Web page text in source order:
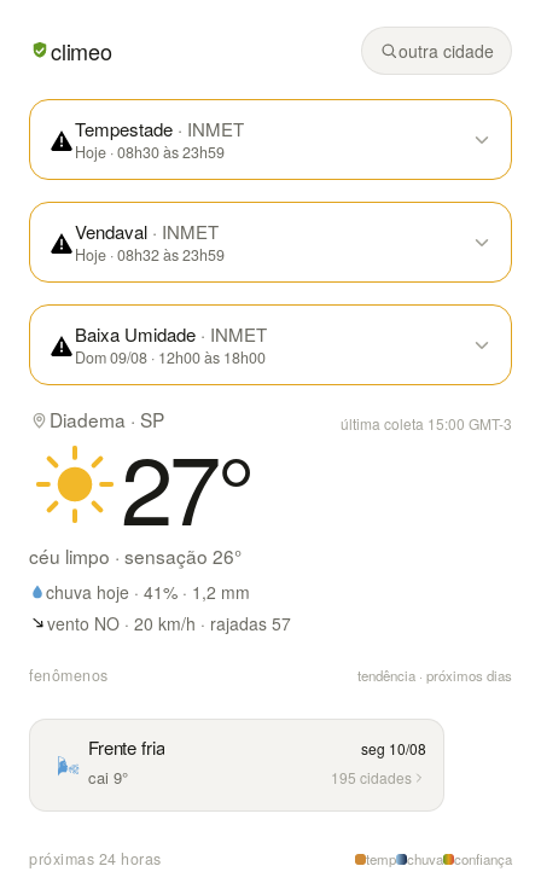
Em Diadema/SP hoje: céu limpo, mínima de 17° e máxima
climeo outra cidade
Tempestade · INMET
Hoje · 08h30 às 23h59
Vendaval · INMET
Hoje · 08h32 às 23h59
Baixa Umidade · INMET
Dom 09/08 · 12h00 às 18h00
Diadema · SP última coleta 15:00 GMT-3
27°
céu limpo · sensação 26°
chuva hoje · 41% · 1,2 mm
vento NO · 20 km/h · rajadas 57
fenômenos tendência · próximos dias
🌬️
Frente fria seg 10/08
cai 9° 195 cidades
próximas 24 horas temp chuva confiança